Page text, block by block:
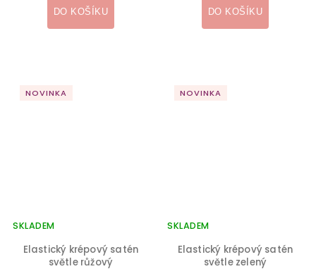
DO KOŠÍKU DO KOŠÍKU
NOVINKA
Elastický krépový satén
světle růžový
SKLADEM
NOVINKA
Elastický krépový satén
světle zelený
SKLADEM